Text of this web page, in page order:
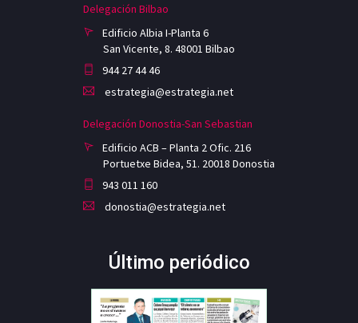
Delegación Bilbao
Edificio Albia I-Planta 6
San Vicente, 8. 48001 Bilbao
944 27 44 46
estrategia@estrategia.net
Delegación Donostia-San Sebastian
Edificio ACB – Planta 2 Ofic. 216
Portuetxe Bidea, 51. 20018 Donostia
943 011 160
donostia@estrategia.net
Último periódico